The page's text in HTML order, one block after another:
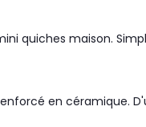
quiches maison.
en céramique.